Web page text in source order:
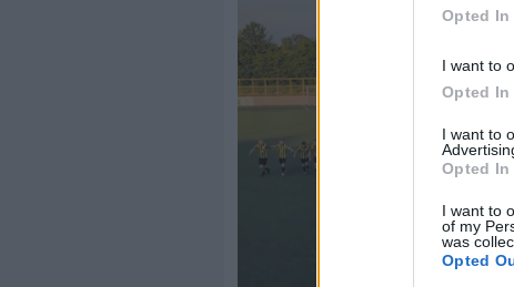
Opted In
I want to
Opted In
I want to
Opted In
I want to
of my
was
Opted